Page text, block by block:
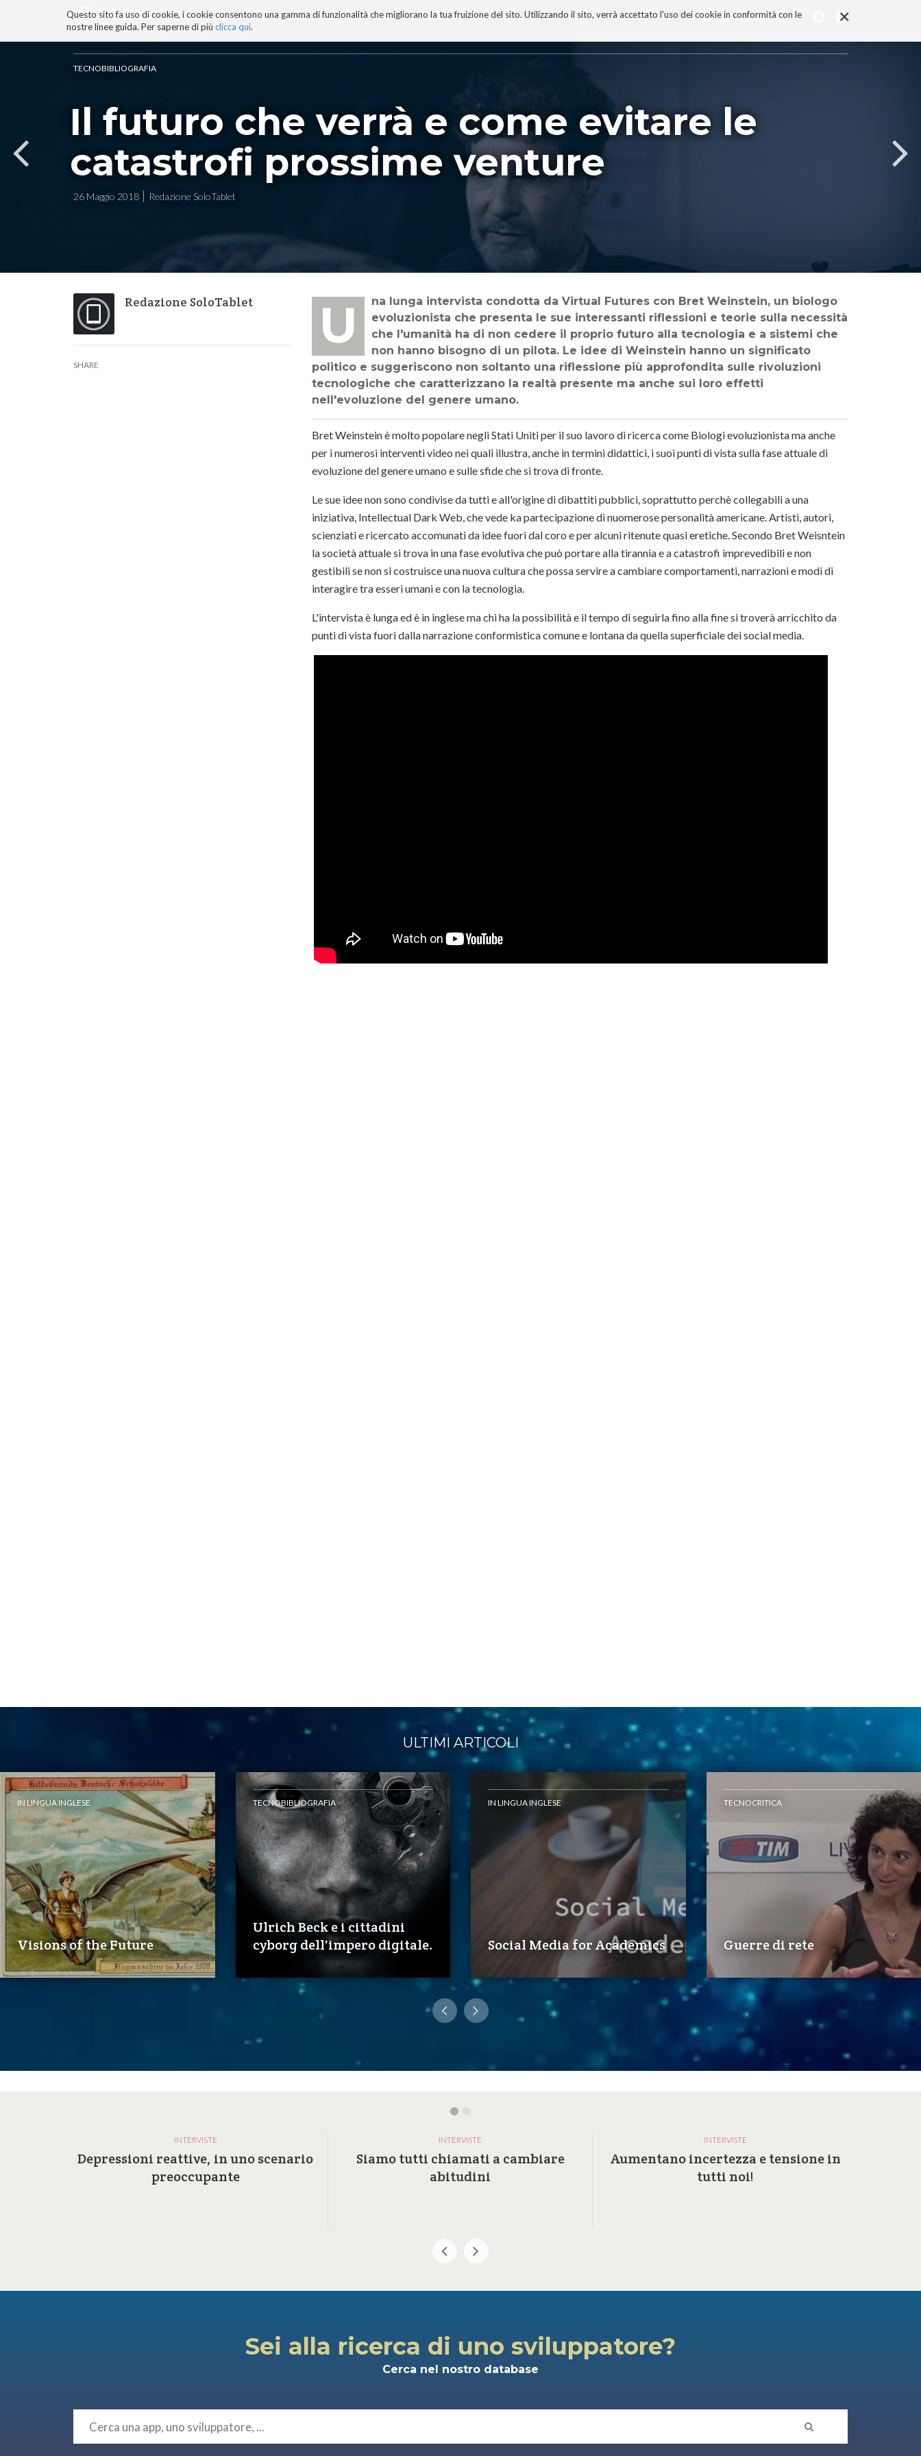
×
Questo sito fa uso di cookie, i cookie consentono una gamma di funzionalità che migliorano la tua fruizione del sito. Utilizzando il sito, verrà accettato l'uso dei cookie in conformità con le
nostre linee guida. Per saperne di più clicca qui.
BLOG TECNOCONSAPEVOLEZZA TECNOBIBLIOGRAFIA I MIEI LIBRI PROGETTO
ai
contenuti.
alla
navigazione
TECNOBIBLIOGRAFIA
Il futuro che verrà e come evitare le
catastrofi prossime venture
26 Maggio 2018 Redazione SoloTablet
Redazione SoloTablet
SHARE
Una lunga intervista condotta da Virtual Futures con Bret Weinstein, un biologo
evoluzionista che presenta le sue interessanti riflessioni e teorie sulla necessità
che l'umanità ha di non cedere il proprio futuro alla tecnologia e a sistemi che
non hanno bisogno di un pilota. Le idee di Weinstein hanno un significato
politico e suggeriscono non soltanto una riflessione più approfondita sulle rivoluzioni
tecnologiche che caratterizzano la realtà presente ma anche sui loro effetti
nell'evoluzione del genere umano.
Bret Weinstein è molto popolare negli Stati Uniti per il suo lavoro di ricerca come Biologi evoluzionista ma anche
per i numerosi interventi video nei quali illustra, anche in termini didattici, i suoi punti di vista sulla fase attuale di
evoluzione del genere umano e sulle sfide che si trova di fronte.
Le sue idee non sono condivise da tutti e all'origine di dibattiti pubblici, soprattutto perchè collegabili a una
iniziativa, Intellectual Dark Web, che vede ka partecipazione di nuomerose personalità americane. Artisti, autori,
scienziati e ricercato accomunati da idee fuori dal coro e per alcuni ritenute quasi eretiche. Secondo Bret Weisntein
la società attuale si trova in una fase evolutiva che può portare alla tirannia e a catastrofi imprevedibili e non
gestibili se non si costruisce una nuova cultura che possa servire a cambiare comportamenti, narrazioni e modi di
interagire tra esseri umani e con la tecnologia.
L'intervista è lunga ed è in inglese ma chi ha la possibilità e il tempo di seguirla fino alla fine si troverà arricchito da
punti di vista fuori dalla narrazione conformistica comune e lontana da quella superficiale dei social media.
ULTIMI ARTICOLI
IN LINGUA INGLESE
Visions of the Future
TECNOBIBLIOGRAFIA
Ulrich Beck e i cittadini
cyborg dell'impero digitale.
IN LINGUA INGLESE
Social Media for Academics
TECNOCRITICA
Guerre di rete
INTERVISTE
Depressioni reattive, in uno scenario
preoccupante
INTERVISTE
Siamo tutti chiamati a cambiare
abitudini
INTERVISTE
Aumentano incertezza e tensione in
tutti noi!
Sei alla ricerca di uno sviluppatore?
Cerca nel nostro database